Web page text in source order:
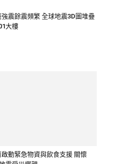
強震餘震頻繁 全球地震3D圖堆疊
大樓